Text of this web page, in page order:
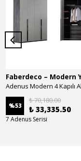
%53
₺ 70,180.00
₺ 33,335.50
7 Adenus Serisi